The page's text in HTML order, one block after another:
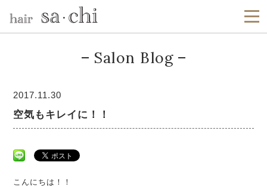
Salon Blog
2017.11.30
空気もキレイに！！
こんにちは！！